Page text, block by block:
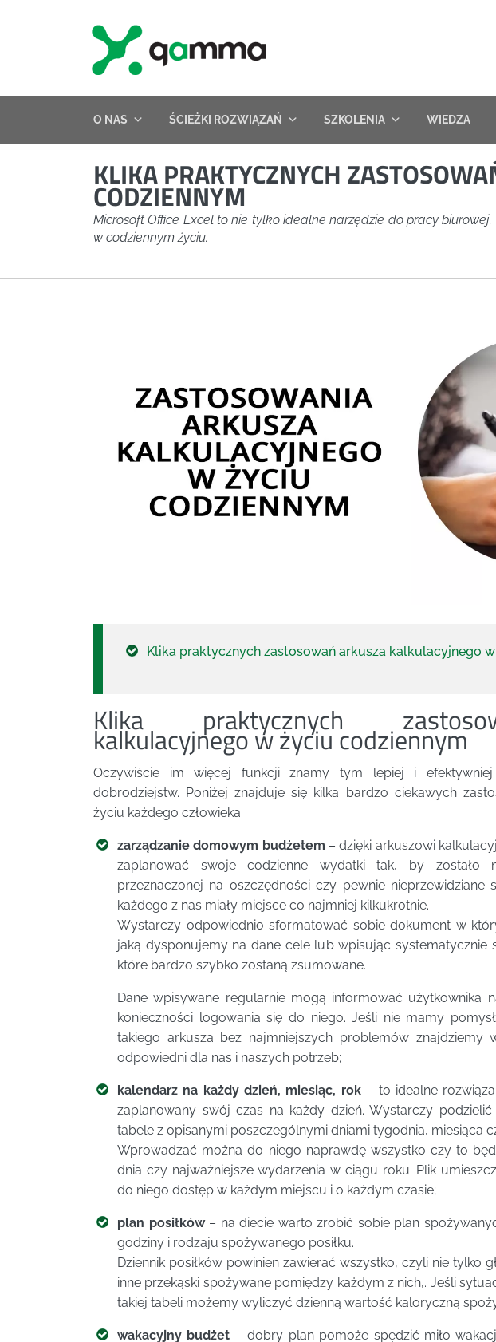
O NAS ŚCIEŻKI ROZWIĄZAŃ SZKOLENIA WIEDZA
KLIKA PRAKTYCZNYCH
CODZIENNYM
Microsoft Office Excel to nie tylko idealne narzędzie do pracy
w codziennym życiu.
Klika praktycznych zastosowań arkusza kalkulacyjnego
Klika praktycznych
kalkulacyjnego w życiu codziennym
Oczywiście im więcej funkcji znamy tym lepiej i
dobrodziejstw. Poniżej znajduje się kilka bardzo ciekawych
życiu każdego człowieka:
zarządzanie domowym budżetem – dzięki arkuszowi
zaplanować swoje codzienne wydatki tak, by zostało
przeznaczonej na oszczędności czy pewnie
każdego z nas miały miejsce co najmniej kilkukrotnie.
Wystarczy odpowiednio sformatować sobie dokument w
jaką dysponujemy na dane cele lub wpisując systematycznie
które bardzo szybko zostaną zsumowane.
Dane wpisywane regularnie mogą informować użytkownika
konieczności logowania się do niego. Jeśli nie mamy
takiego arkusza bez najmniejszych problemów znajdziemy
odpowiedni dla nas i naszych potrzeb;
kalendarz na każdy dzień, miesiąc, rok– to idealne
zaplanowany swój czas na każdy dzień. Wystarczy
tabele z opisanymi poszczególnymi dniami tygodnia, miesiąca
Wprowadzać można do niego naprawdę wszystko czy to
dnia czy najważniejsze wydarzenia w ciągu roku. Plik
do niego dostęp w każdym miejscu i o każdym czasie;
plan posiłków– na diecie warto zrobić sobie plan
godziny i rodzaju spożywanego posiłku.
Dziennik posiłków powinien zawierać wszystko, czyli nie tylko
inne przekąski spożywane pomiędzy każdym z nich,. Jeśli
takiej tabeli możemy wyliczyć dzienną wartość kaloryczną
wakacyjny budżet – dobry plan pomoże spędzić miło